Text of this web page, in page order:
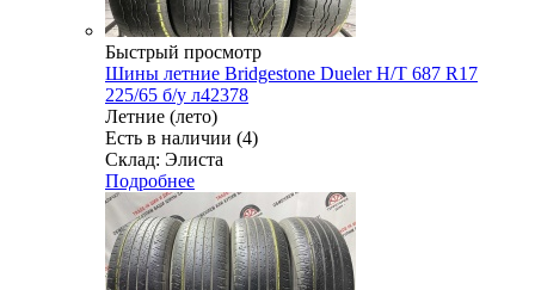
Быстрый просмотр
Шины летние Bridgestone Dueler H/T 687 R17
225/65 б/у л42378
Летние (лето)
Есть в наличии (4)
Склад: Элиста
Подробнее